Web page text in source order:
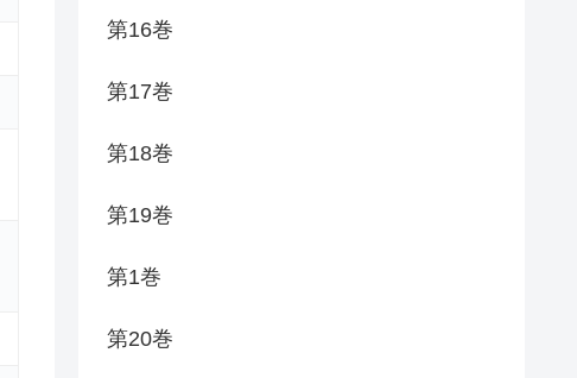
第16巻
第17巻
第18巻
第19巻
第1巻
第20巻